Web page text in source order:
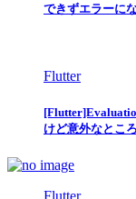
できずエラーに
Flutter
けど意外なとこ